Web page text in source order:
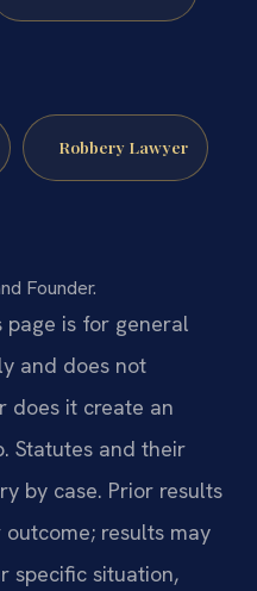
Robbery Lawyer
Founder.
page is for general
and does not
does it create an
Statutes and their
by case. Prior results
results may
specific situation,